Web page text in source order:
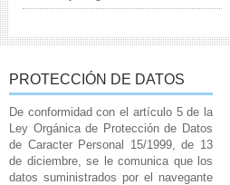
PROTECCIÓN DE DATOS
De conformidad con el artículo 5 de la
Ley Orgánica de Protección de Datos
de Caracter Personal 15/1999, de 13
de diciembre, se le comunica que los
datos suministrados por el navegante